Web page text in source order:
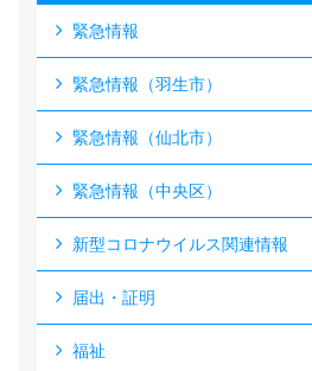
緊急情報
緊急情報（羽生市）
緊急情報（仙北市）
緊急情報（中央区）
新型コロナウイルス関連情報
届出・証明
福祉